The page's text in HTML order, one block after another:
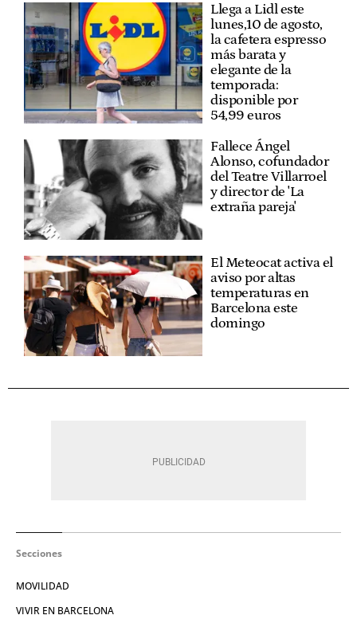
Llega a Lidl este
lunes,10 de agosto,
la cafetera espresso
más barata y
elegante de la
temporada:
disponible por
54,99 euros
Fallece Ángel
Alonso, cofundador
del Teatre Villarroel
y director de 'La
extraña pareja'
El Meteocat activa el
aviso por altas
temperaturas en
Barcelona este
domingo
Secciones
MOVILIDAD
VIVIR EN BARCELONA